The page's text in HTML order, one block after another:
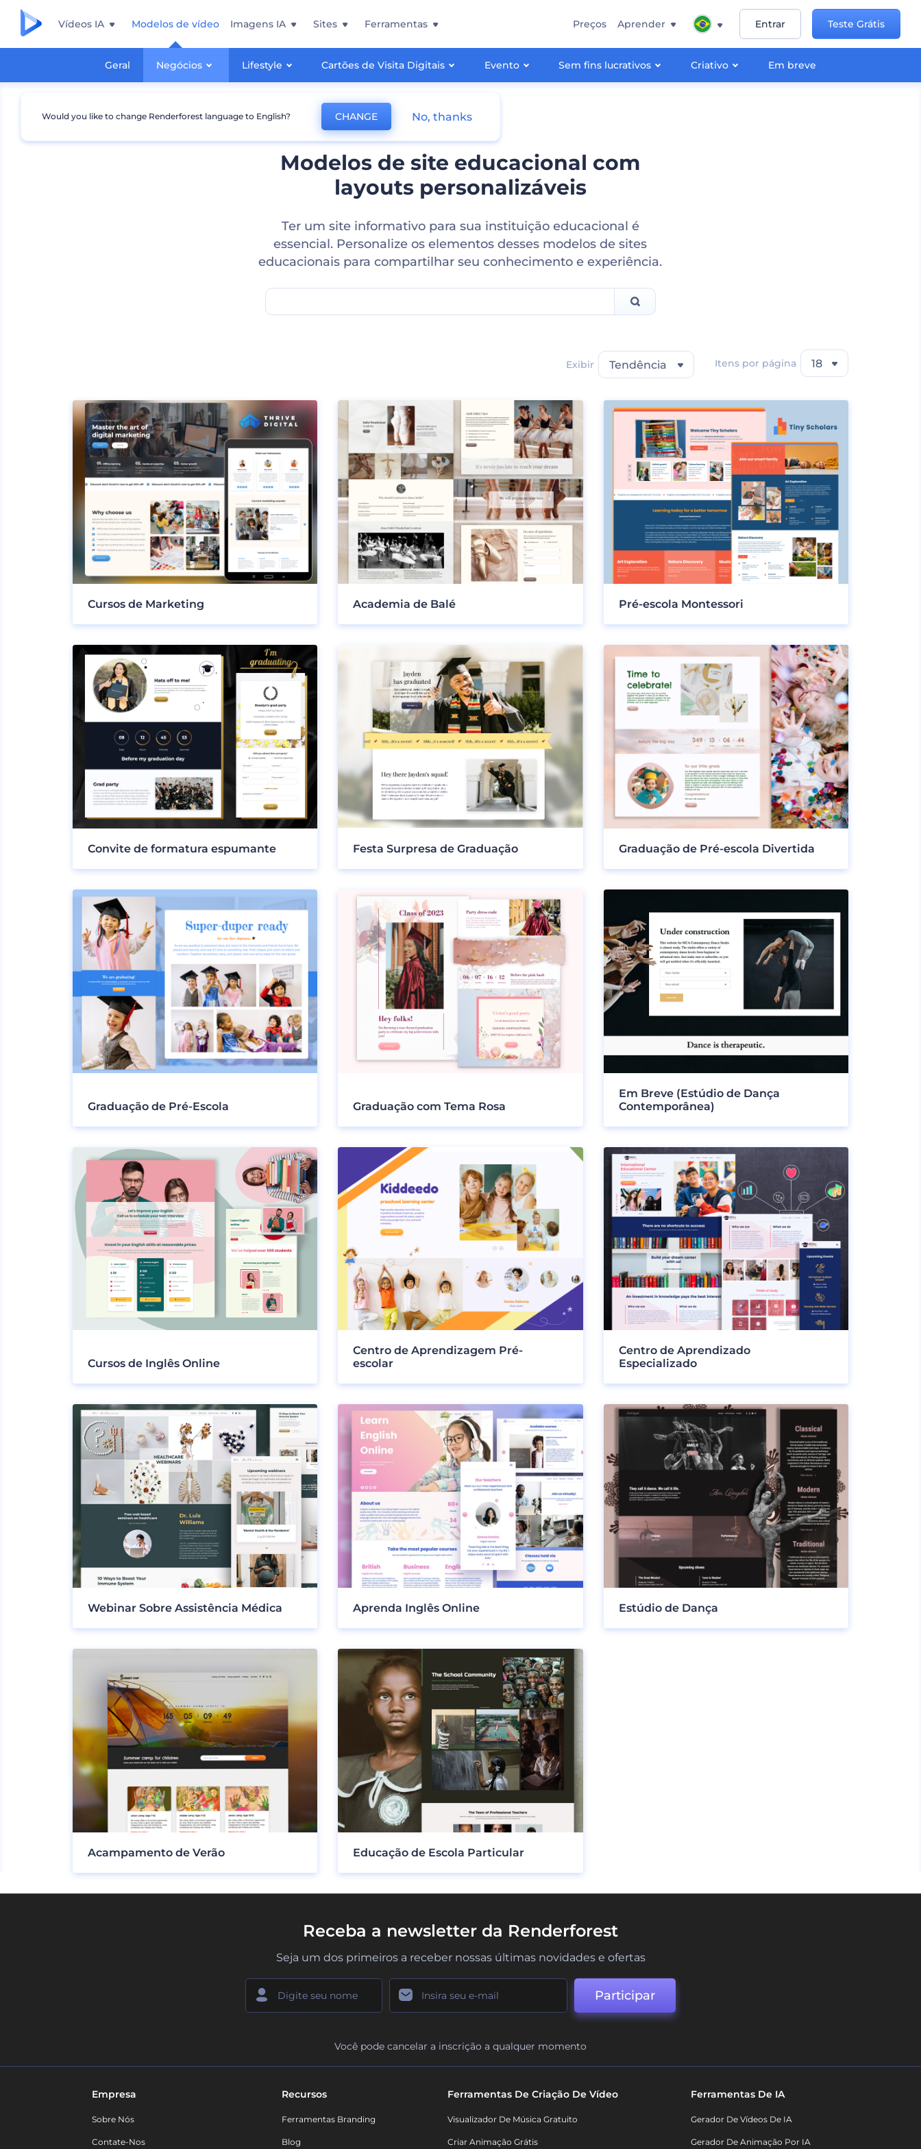
Vídeos IA Modelos de vídeo
Geral Negócios Lifestyle Cartões de Visita Digitais Evento Sem fins lucrativos Criativo Em breve
Imagens IA Sites Ferramentas Preços Aprender Entrar Teste Grátis
Modelos de site educacional com
layouts personalizáveis
Ter um site informativo para sua instituição educacional é
essencial. Personalize os elementos desses modelos de sites
educacionais para compartilhar seu conhecimento e experiência.
Exibir Tendência Itens por página 18
Cursos de Marketing Academia de Balé Pré-escola Montessori
Convite de formatura espumante Festa Surpresa de Graduação Graduação de Pré-escola Divertida
Graduação de Pré-Escola Graduação com Tema Rosa
Em Breve (Estúdio de Dança
Contemporânea)
Cursos de Inglês Online
Centro de Aprendizagem Pré-
escolar
Centro de Aprendizado
Especializado
Webinar Sobre Assistência Médica Aprenda Inglês Online Estúdio de Dança
Acampamento de Verão Educação de Escola Particular
Receba a newsletter da Renderforest
Seja um dos primeiros a receber nossas últimas novidades e ofertas
Participar
Você pode cancelar a inscrição a qualquer momento
Empresa
Sobre Nós
Contate-Nos
Recursos
Ferramentas Branding
Blog
Ferramentas De Criação De Vídeo
Visualizador De Música Gratuito
Criar Animação Grátis
Ferramentas De IA
Gerador De Vídeos De IA
Gerador De Animação Por IA
Would you like to change Renderforest language to English? CHANGE No, thanks